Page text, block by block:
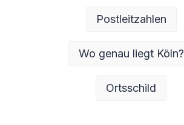
Postleitzahlen
Wo genau liegt Köln?
Ortsschild